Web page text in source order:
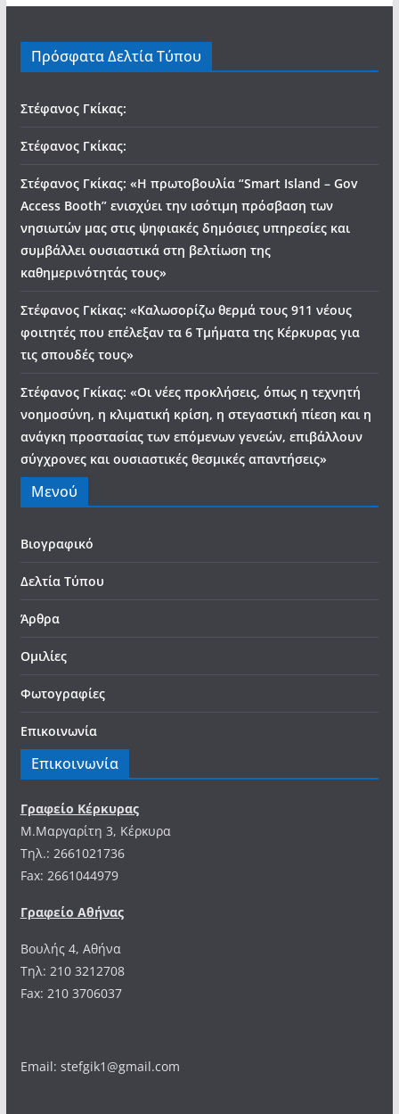
Πρόσφατα Δελτία Τύπου
Στέφανος Γκίκας:
Στέφανος Γκίκας:
Στέφανος Γκίκας: «Η πρωτοβουλία “Smart Island – Gov
Access Booth” ενισχύει την ισότιμη πρόσβαση των
νησιωτών μας στις ψηφιακές δημόσιες υπηρεσίες και
συμβάλλει ουσιαστικά στη βελτίωση της
καθημερινότητάς τους»
Στέφανος Γκίκας: «Καλωσορίζω θερμά τους 911 νέους
φοιτητές που επέλεξαν τα 6 Τμήματα της Κέρκυρας για
τις σπουδές τους»
Στέφανος Γκίκας: «Οι νέες προκλήσεις, όπως η τεχνητή
νοημοσύνη, η κλιματική κρίση, η στεγαστική πίεση και η
ανάγκη προστασίας των επόμενων γενεών, επιβάλλουν
σύγχρονες και ουσιαστικές θεσμικές απαντήσεις»
Μενού
Βιογραφικό
Δελτία Τύπου
Άρθρα
Ομιλίες
Φωτογραφίες
Επικοινωνία
Επικοινωνία
Γραφείο Κέρκυρας
Μ.Μαργαρίτη 3, Κέρκυρα
Tηλ.: 2661021736
Fax: 2661044979
Γραφείο Αθήνας
Βουλής 4, Αθήνα
Τηλ: 210 3212708
Fax: 210 3706037
Email: stefgik1@gmail.com